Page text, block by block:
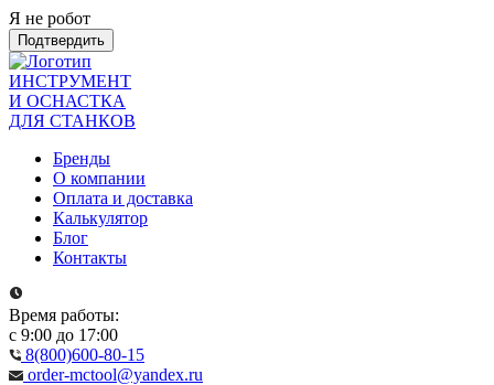
Я не робот
Подтвердить
ИНСТРУМЕНТ
И ОСНАСТКА
ДЛЯ СТАНКОВ
Бренды
О компании
Оплата и доставка
Калькулятор
Блог
Контакты
Время работы:
с 9:00 до 17:00
8(800)600-80-15
order-mctool@yandex.ru